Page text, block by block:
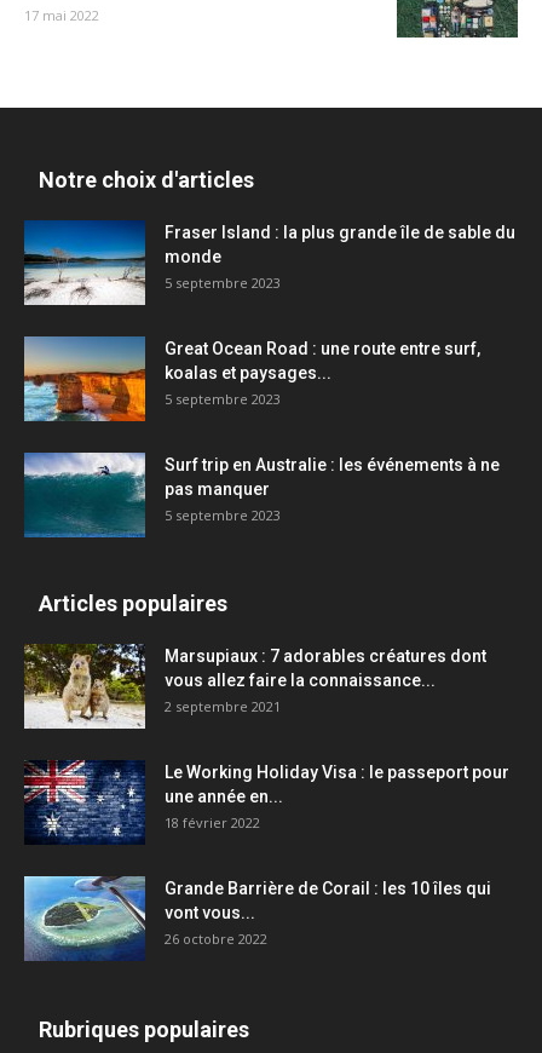
17 mai 2022
Notre choix d'articles
Fraser Island : la plus grande île de sable du
monde
5 septembre 2023
Great Ocean Road : une route entre surf,
koalas et paysages...
5 septembre 2023
Surf trip en Australie : les événements à ne
pas manquer
5 septembre 2023
Articles populaires
Marsupiaux : 7 adorables créatures dont
vous allez faire la connaissance...
2 septembre 2021
Le Working Holiday Visa : le passeport pour
une année en...
18 février 2022
Grande Barrière de Corail : les 10 îles qui
vont vous...
26 octobre 2022
Rubriques populaires